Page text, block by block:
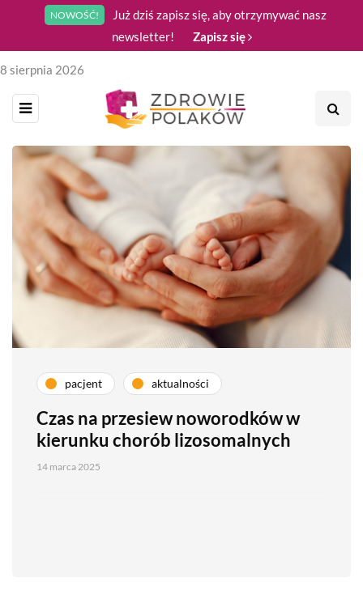
NOWOŚĆ!
Już dziś zapisz się, aby otrzymywać nasz
newsletter!
Zapisz się
8 sierpnia 2026
pacjent aktualności
Czas na przesiew noworodków w
kierunku chorób lizosomalnych
14 marca 2025